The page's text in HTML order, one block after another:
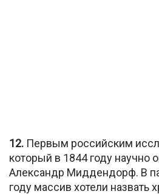
12. Первым российским
который в 1844 году научно
Александр Миддендорф. В
году массив хотели назвать